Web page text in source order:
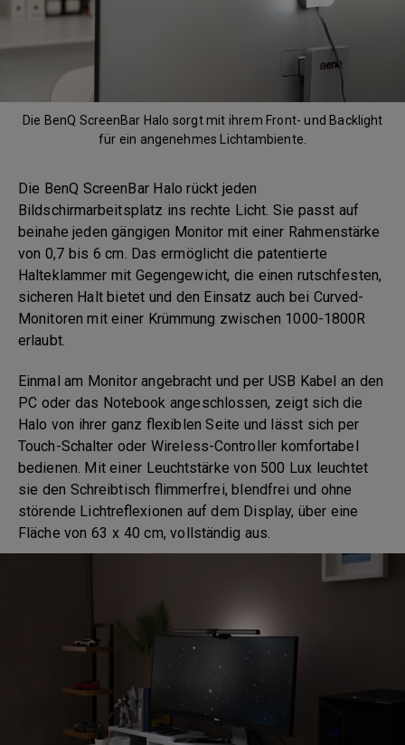
Die BenQ ScreenBar Halo sorgt mit ihrem Front- und Backlight
für ein angenehmes Lichtambiente.
Die BenQ ScreenBar Halo rückt jeden
Bildschirmarbeitsplatz ins rechte Licht. Sie passt auf
beinahe jeden gängigen Monitor mit einer Rahmenstärke
von 0,7 bis 6 cm. Das ermöglicht die patentierte
Halteklammer mit Gegengewicht, die einen rutschfesten,
sicheren Halt bietet und den Einsatz auch bei Curved-
Monitoren mit einer Krümmung zwischen 1000-1800R
erlaubt.
Einmal am Monitor angebracht und per USB Kabel an den
PC oder das Notebook angeschlossen, zeigt sich die
Halo von ihrer ganz flexiblen Seite und lässt sich per
Touch-Schalter oder Wireless-Controller komfortabel
bedienen. Mit einer Leuchtstärke von 500 Lux leuchtet
sie den Schreibtisch flimmerfrei, blendfrei und ohne
störende Lichtreflexionen auf dem Display, über eine
Fläche von 63 x 40 cm, vollständig aus.